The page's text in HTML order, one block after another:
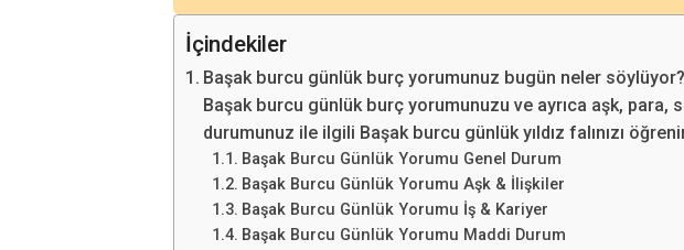
İçindekiler
Başak burcu günlük burç yorumunuz bugün neler söylüyor?
Başak burcu günlük burç yorumunuzu ve ayrıca aşk, para,
durumunuz ile ilgili Başak burcu günlük yıldız falınızı
Başak Burcu Günlük Yorumu Genel Durum
Başak Burcu Günlük Yorumu Aşk & İlişkiler
Başak Burcu Günlük Yorumu İş & Kariyer
Başak Burcu Günlük Yorumu Maddi Durum